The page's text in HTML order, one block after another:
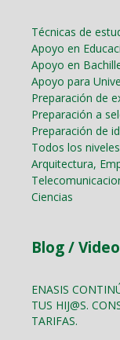
Técnicas de
Apoyo en
Apoyo en
Apoyo para
Preparación de
Preparación a
Preparación de
Todos los
Arquitectura,
Ciencias
Blog /
ENASIS
TUS HIJ@S.
TARIFAS.